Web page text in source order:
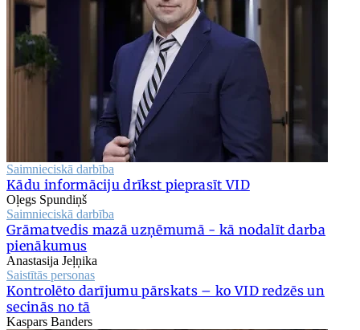
Saimnieciskā darbība
Kādu informāciju drīkst pieprasīt VID
Oļegs Spundiņš
Saimnieciskā darbība
Grāmatvedis mazā uzņēmumā - kā nodalīt darba
pienākumus
Anastasija Jeļņika
Saistītās personas
Kontrolēto darījumu pārskats – ko VID redzēs un
secinās no tā
Kaspars Banders